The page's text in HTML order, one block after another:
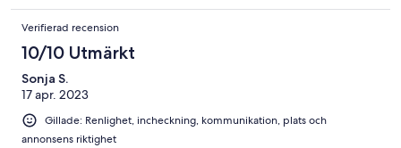
Verifierad recension
10/10 Utmärkt
Sonja S.
17 apr. 2023
Gillade: Renlighet, incheckning, kommunikation, plats och
annonsens riktighet